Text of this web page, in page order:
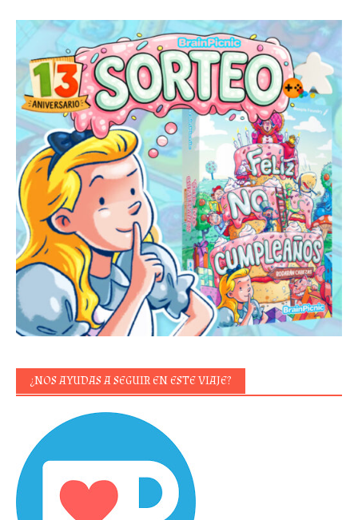
¿NOS AYUDAS A SEGUIR EN ESTE VIAJE?